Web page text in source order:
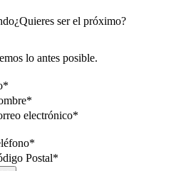
¿Quieres ser el próximo?
lo antes posible.
electrónico*
Postal*